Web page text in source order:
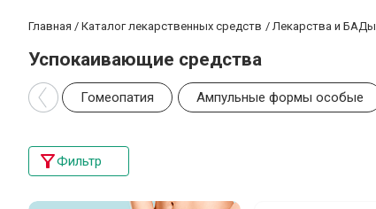
Главная / Каталог лекарственных средств / Лекарства и БАДы
Успокаивающие средства
Гомеопатия Ампульные формы особые
Фильтр